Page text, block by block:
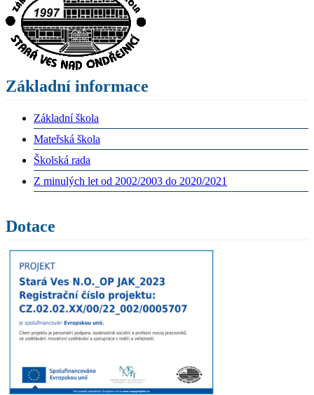
Základní informace
Základní škola
Mateřská škola
Školská rada
Z minulých let od 2002/2003 do 2020/2021
Dotace